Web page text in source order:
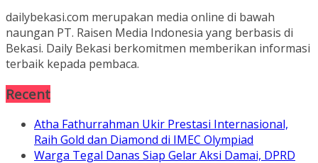
dailybekasi.com merupakan media online di bawah
naungan PT. Raisen Media Indonesia yang berbasis di
Bekasi. Daily Bekasi berkomitmen memberikan informasi
terbaik kepada pembaca.
Recent
Atha Fathurrahman Ukir Prestasi Internasional,
Raih Gold dan Diamond di IMEC Olympiad
Warga Tegal Danas Siap Gelar Aksi Damai, DPRD